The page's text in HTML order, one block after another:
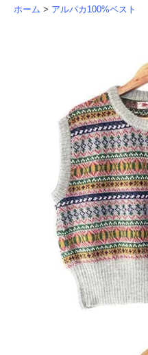
ホーム > アルパカ100%ベスト